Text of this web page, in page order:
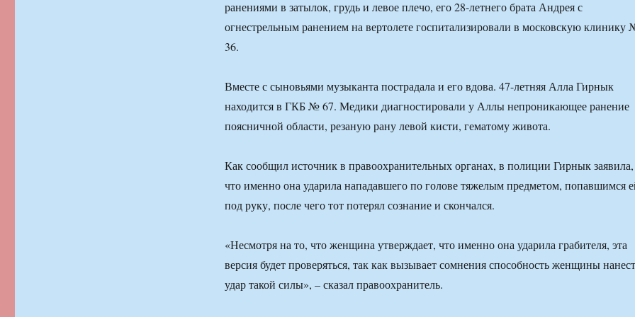
ранениями в затылок, грудь и левое плечо, его 28-летнего брата Андрея с
огнестрельным ранением на вертолете госпитализировали в московскую клинику
36.
Вместе с сыновьями музыканта пострадала и его вдова. 47-летняя Алла Гирнык
находится в ГКБ № 67. Медики диагностировали у Аллы непроникающее ранение
поясничной области, резаную рану левой кисти, гематому живота.
Как сообщил источник в правоохранительных органах, в полиции Гирнык заявила,
что именно она ударила нападавшего по голове тяжелым предметом, попавшимся
под руку, после чего тот потерял сознание и скончался.
«Несмотря на то, что женщина утверждает, что именно она ударила грабителя, эта
версия будет проверяться, так как вызывает сомнения способность женщины
удар такой силы», – сказал правоохранитель.